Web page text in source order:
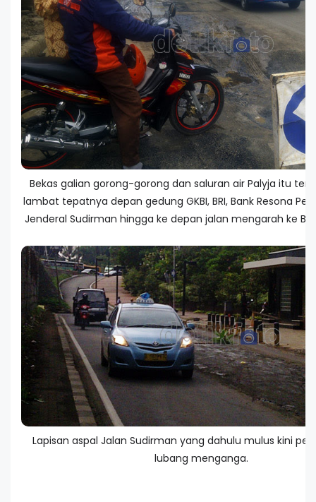
Bekas galian gorong-gorong dan saluran air Palyja itu
lambat tepatnya depan gedung GKBI, BRI, Bank Resona
Jenderal Sudirman hingga ke depan jalan mengarah ke
Lapisan aspal Jalan Sudirman yang dahulu mulus kini
lubang menganga.